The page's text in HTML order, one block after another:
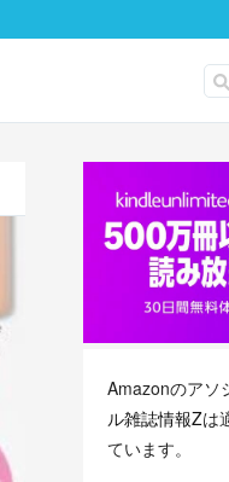
Amazonのアソ
ル雑誌情報Zは
ています。